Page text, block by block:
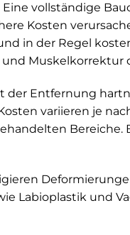
vollständige
Kosten
in der Regel
Muskelkorrektur
der Entfernung
variieren je
Labioplastik und